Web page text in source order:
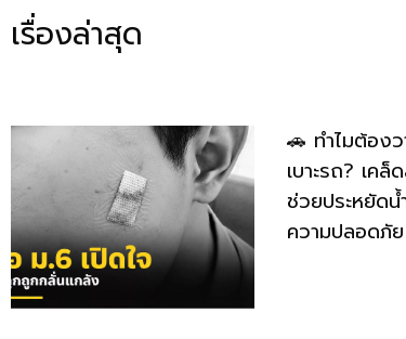
เรื่องล่าสุด
🚗 ทำไมต้อง
เบาะรถ? เค
ช่วยประหยัดน้
ความปลอดภัย